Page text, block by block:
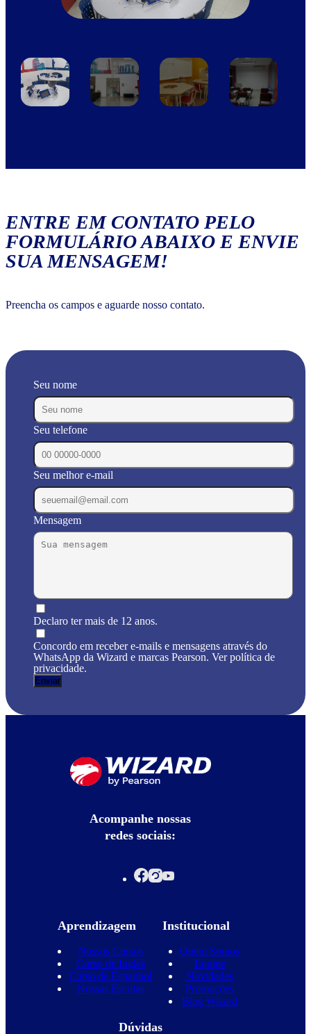
ENTRE EM CONTATO PELO
FORMULÁRIO ABAIXO E ENVIE
SUA MENSAGEM!
Preencha os campos e aguarde nosso contato.
Seu nome
Seu telefone
Seu melhor e-mail
Mensagem
Declaro ter mais de 12 anos.
Concordo em receber e-mails e mensagens através do
WhatsApp da Wizard e marcas Pearson. Ver política de
privacidade.
Acompanhe nossas
redes sociais:
Aprendizagem
Nossos Cursos
Curso de Inglês
Curso de Espanhol
Nossas Escolas
Institucional
Quem Somos
Equipe
Novidades
Promoções
Blog Wizard
Dúvidas